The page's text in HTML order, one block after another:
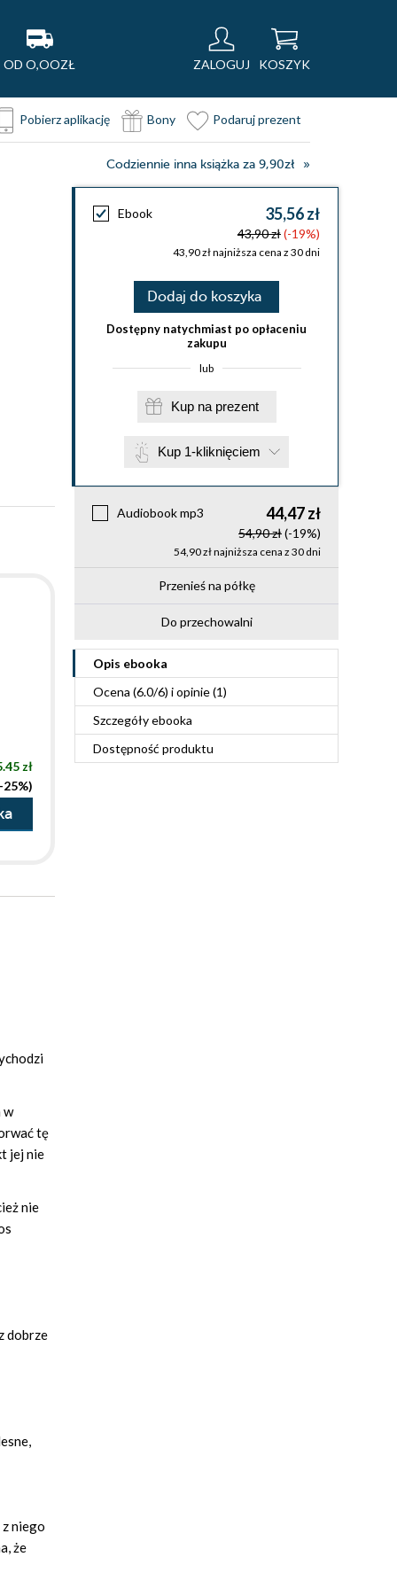
OD O,OOZŁ ZALOGUJ KOSZYK
Pobierz aplikację Bony Podaruj prezent
Codziennie inna książka za 9,90zł
Ebook 35,56 zł
43,90 zł(-19%)
43,90 zł najniższa cena z 30 dni
Dodaj do koszyka
Dostępny natychmiast po opłaceniu
zakupu
lub
Kup na prezent
Kup 1-kliknięciem
Audiobook mp3 44,47 zł
54,90 zł(-19%)
54,90 zł najniższa cena z 30 dni
Przenieś na półkę
Do przechowalni
Opis ebooka
Ocena (6.0/6) i opinie (1)
Szczegółyebooka
Dostępność produktu
zł
25%)
w
tę
jej nie
nie
dobrze
niego
że